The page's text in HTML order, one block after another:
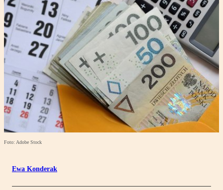
Foto: Adobe Stock
Ewa Konderak